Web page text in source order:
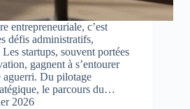
entrepreneuriale, c’est
défis administratifs,
startups, souvent portées
gagnent à s’entourer
aguerri. Du pilotage
le parcours du…
2026